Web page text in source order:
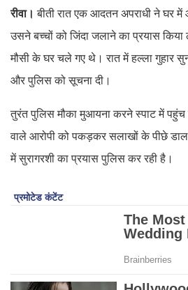
रीवा।बीती रात एक आदतन अपराधी ने घर
उसने बच्चों को जिंदा जलाने का प्रयास किया
मौसी के घर चले गए थे। रात में हल्ला गुहार
और पुलिस को सूचना दी।
तुरंत पुलिस मौका मुआयना करने स्पाट में
वाले आरोपी को पकड़कर सलाखों के पीछे
में सुरागरशी का प्रयास पुलिस कर रही है।